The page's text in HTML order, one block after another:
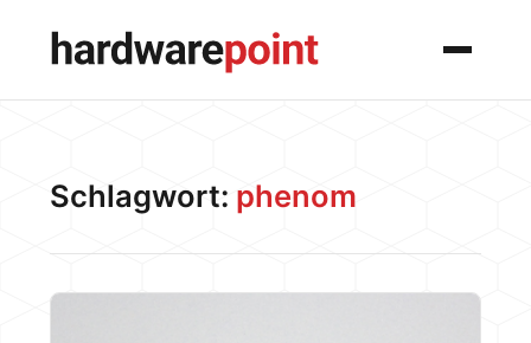
Menü
Schlagwort: phenom